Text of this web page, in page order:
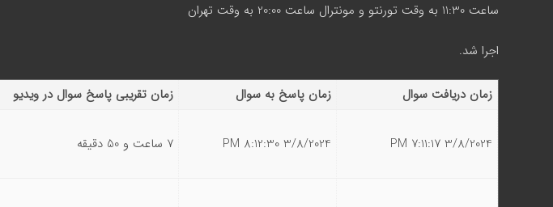
ساعت 11:30 به وقت تورنتو و مونترال ساعت 20:00 به وقت تهران
اجرا شد.
زمان دریافت سوال زمان پاسخ به سوال زمان تقریبی پاسخ سوال در ویدیو
3/8/2024 7:11:17 PM
3/8/2024 8:12:30 PM 7 ساعت و 50 دقیقه